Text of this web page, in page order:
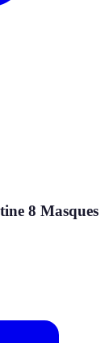
8 Masques